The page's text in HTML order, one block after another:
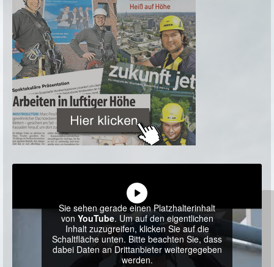
Sie sehen gerade einen Platzhalterinhalt
von YouTube. Um auf den eigentlichen
Inhalt zuzugreifen, klicken Sie auf die
Schaltfläche unten. Bitte beachten Sie, dass
dabei Daten an Drittanbieter weitergegeben
werden.